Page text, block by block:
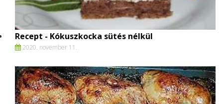
Recept - Kókuszkocka sütés nélkül
2020. november 11.